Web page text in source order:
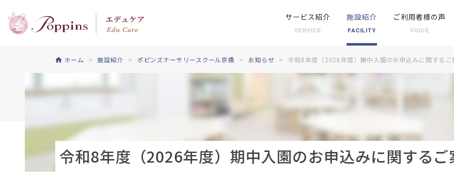
サービス紹介
SERVICE
施設紹介
FACILITY
ご利用者様の声
VOICE
ホーム 施設紹介 ポピンズナーサリースクール京橋 お知らせ 令和8年度（2026年度）期中入園のお申込みに関するご
令和8年度（2026年度）期中入園のお申込みに関するご